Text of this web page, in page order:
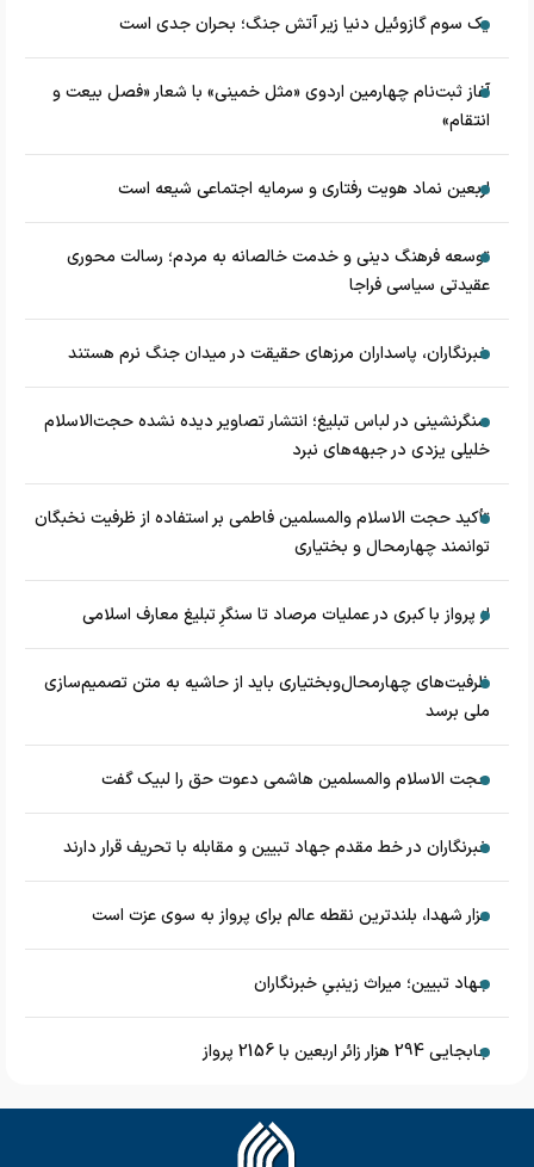
یک سوم گازوئیل دنیا زیر آتش جنگ؛ بحران جدی است
آغاز ثبت‌نام چهارمین اردوی «مثل خمینی» با شعار «فصل بیعت و
انتقام»
اربعین نماد هویت رفتاری و سرمایه اجتماعی شیعه است
توسعه فرهنگ دینی و خدمت خالصانه به مردم؛ رسالت محوری
عقیدتی سیاسی فراجا
خبرنگاران، پاسداران مرزهای حقیقت در میدان جنگ نرم هستند
سنگرنشینی در لباس تبلیغ؛ انتشار تصاویر دیده نشده حجت‌الاسلام
خلیلی یزدی در جبهه‌های نبرد
تأکید حجت الاسلام والمسلمین فاطمی بر استفاده از ظرفیت نخبگان
توانمند چهارمحال و بختیاری
از پرواز با کبری در عملیات مرصاد تا سنگرِ تبلیغ معارف اسلامی
ظرفیت‌های چهارمحال‌وبختیاری باید از حاشیه به متن تصمیم‌سازی
ملی برسد
حجت الاسلام والمسلمین هاشمی دعوت حق را لبیک گفت
خبرنگاران در خط مقدم جهاد تبیین و مقابله با تحریف قرار دارند
مزار شهدا، بلندترین نقطه عالم برای پرواز به سوی عزت است
جهاد تبیین؛ میراث زینبیِ خبرنگاران
جابجایی 294 هزار زائر اربعین با 2156 پرواز